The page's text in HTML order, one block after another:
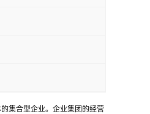
集合型企业。企业集团的经营